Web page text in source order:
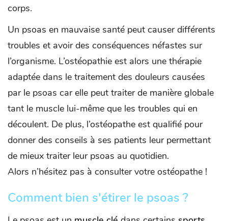
corps.
Un psoas en mauvaise santé peut causer différents
troubles et avoir des conséquences néfastes sur
l’organisme. L’ostéopathie est alors une thérapie
adaptée dans le traitement des douleurs causées
par le psoas car elle peut traiter de manière globale
tant le muscle lui-même que les troubles qui en
découlent. De plus, l’ostéopathe est qualifié pour
donner des conseils à ses patients leur permettant
de mieux traiter leur psoas au quotidien.
Alors n’hésitez pas à consulter votre ostéopathe !
Comment bien s'étirer le psoas ?